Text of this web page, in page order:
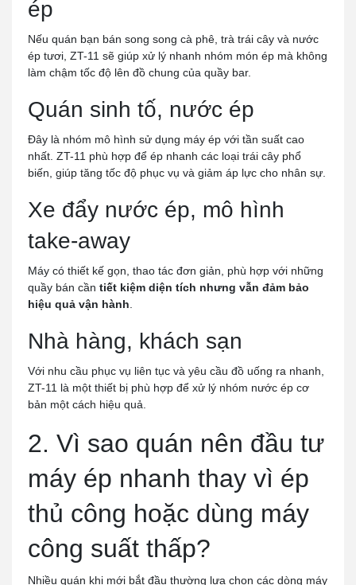
ép
Nếu quán bạn bán song song cà phê, trà trái cây và nước
ép tươi, ZT-11 sẽ giúp xử lý nhanh nhóm món ép mà không
làm chậm tốc độ lên đồ chung của quầy bar.
Quán sinh tố, nước ép
Đây là nhóm mô hình sử dụng máy ép với tần suất cao
nhất. ZT-11 phù hợp để ép nhanh các loại trái cây phổ
biến, giúp tăng tốc độ phục vụ và giảm áp lực cho nhân sự.
Xe đẩy nước ép, mô hình
take-away
Máy có thiết kế gọn, thao tác đơn giản, phù hợp với những
quầy bán cần tiết kiệm diện tích nhưng vẫn đảm bảo
hiệu quả vận hành
Nhà hàng, khách sạn
Với nhu cầu phục vụ liên tục và yêu cầu đồ uống ra nhanh,
ZT-11 là một thiết bị phù hợp để xử lý nhóm nước ép cơ
bản một cách hiệu quả.
2. Vì sao quán nên đầu tư
máy ép nhanh thay vì ép
thủ công hoặc dùng máy
công suất thấp?
Nhiều quán khi mới bắt đầu thường lựa chọn các dòng máy